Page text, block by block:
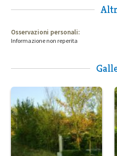
Osservazioni personali:
Informazione non reperita